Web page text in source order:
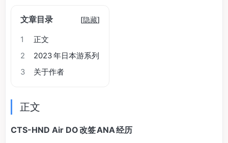
文章目录 [隐藏]
1
正文
2
2023 年日本游系列
3
关于作者
正文
CTS-HND Air DO 改签 ANA 经历